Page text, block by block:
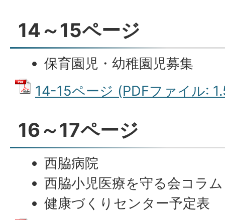
14～15ページ
保育園児・幼稚園児募集
14-15ページ (PDFファイル:
16～17ページ
西脇病院
西脇小児医療を守る会コラム
健康づくりセンター予定表